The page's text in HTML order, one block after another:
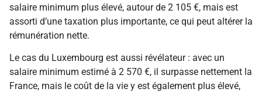
salaire minimum plus élevé, autour de 2 105 €, mais est
assorti d’une taxation plus importante, ce qui peut altérer la
rémunération nette.
Le cas du Luxembourg est aussi révélateur : avec un
salaire minimum estimé à 2 570 €, il surpasse nettement la
France, mais le coût de la vie y est également plus élevé,